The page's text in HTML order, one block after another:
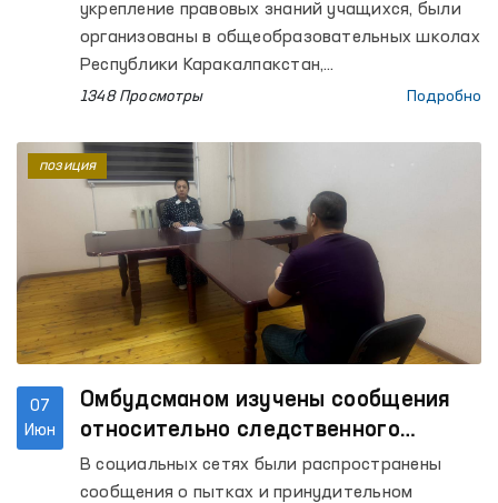
укрепление правовых знаний учащихся, были
организованы в общеобразовательных школах
Республики Каракалпакстан,
Кашкадарьинской, Ташкентской, Хорезмской,
Ташкента. В уроках, проведённых
региональными представителями Омбудсмана
на местах, приняли участие более 800
учащихся.
1348 Просмотры Подробно
07
Июн
Омбудсманом изучены сообщения
относительно следственного
изолятора Бухары
В социальных сетях были распространены
сообщения о пытках и принудительном
позиция